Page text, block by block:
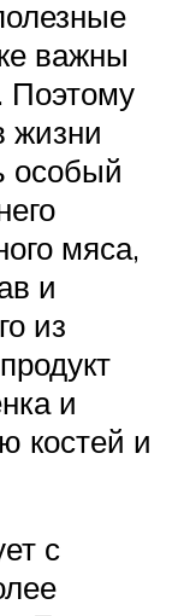
важны
жизни
особый
мяса,
и
из
и
костей и
с